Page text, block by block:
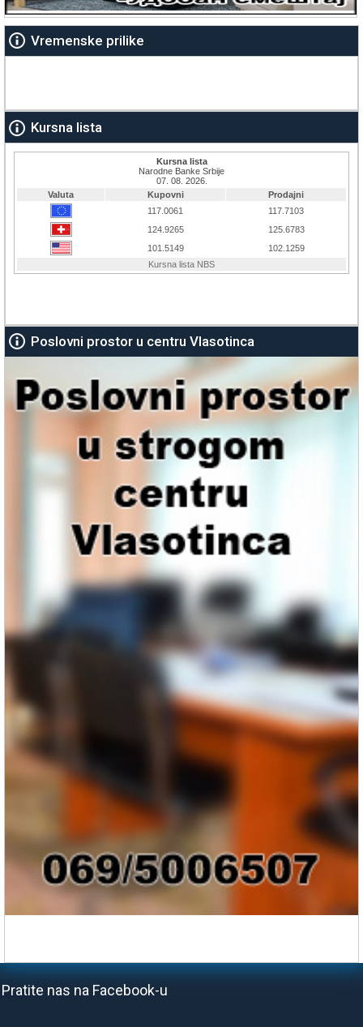
Vremenske prilike
Kursna lista
Poslovni prostor u centru Vlasotinca
Pratite nas na Facebook-u